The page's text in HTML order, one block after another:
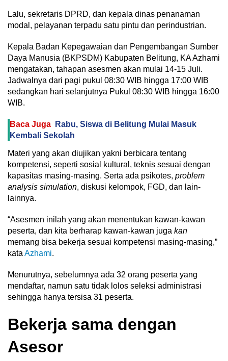
Lalu, sekretaris DPRD, dan kepala dinas penanaman
modal, pelayanan terpadu satu pintu dan perindustrian.
Kepala Badan Kepegawaian dan Pengembangan Sumber
Daya Manusia (BKPSDM) Kabupaten Belitung, KA Azhami
mengatakan, tahapan asesmen akan mulai 14-15 Juli.
Jadwalnya dari pagi pukul 08:30 WIB hingga 17:00 WIB
sedangkan hari selanjutnya Pukul 08:30 WIB hingga 16:00
WIB.
Baca Juga
Rabu, Siswa di Belitung Mulai Masuk
Kembali Sekolah
Materi yang akan diujikan yakni berbicara tentang
kompetensi, seperti sosial kultural, teknis sesuai dengan
kapasitas masing-masing. Serta ada psikotes, problem
analysis simulation, diskusi kelompok, FGD, dan lain-
lainnya.
“Asesmen inilah yang akan menentukan kawan-kawan
peserta, dan kita berharap kawan-kawan juga kan
memang bisa bekerja sesuai kompetensi masing-masing,”
kata Azhami.
Menurutnya, sebelumnya ada 32 orang peserta yang
mendaftar, namun satu tidak lolos seleksi administrasi
sehingga hanya tersisa 31 peserta.
Bekerja sama dengan
Asesor